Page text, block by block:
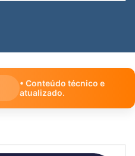
• Conteúdo técnico e
atualizado.